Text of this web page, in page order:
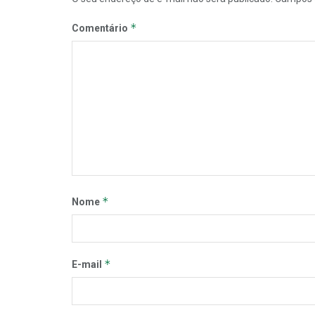
Comentário *
Nome *
E-mail *